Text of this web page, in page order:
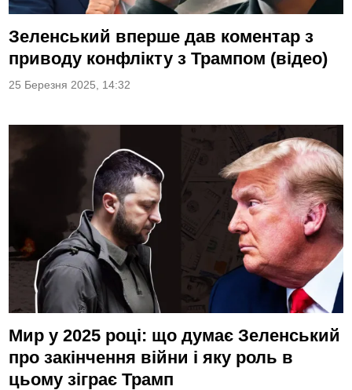
Зеленський вперше дав коментар з
приводу конфлікту з Трампом (відео)
25 Березня 2025, 14:32
Мир у 2025 році: що думає Зеленський
про закінчення війни і яку роль в
цьому зіграє Трамп